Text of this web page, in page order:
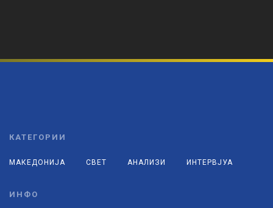
КАТЕГОРИИ
МАКЕДОНИЈА СВЕТ АНАЛИЗИ ИНТЕРВЈУА
ИНФО